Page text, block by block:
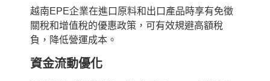
越南EPE企業在進口原料和出口產品時享有免徵
關稅和增值稅的優惠政策，可有效規避高額稅
負，降低營運成本。
資金流動優化